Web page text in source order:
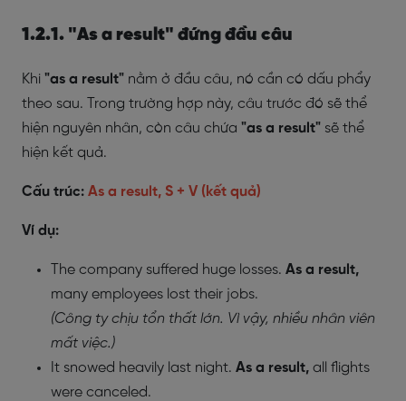
1.2.1. "As a result" đứng đầu câu
Khi "as a result" nằm ở đầu câu, nó cần có dấu phẩy
theo sau. Trong trường hợp này, câu trước đó sẽ thể
hiện nguyên nhân, còn câu chứa "as a result" sẽ thể
hiện kết quả.
Cấu trúc: As a result, S + V (kết quả)
Ví dụ:
The company suffered huge losses. As a result,
many employees lost their jobs.
(Công ty chịu tổn thất lớn. Vì vậy, nhiều nhân viên
mất việc.)
It snowed heavily last night. As a result, all flights
were canceled.